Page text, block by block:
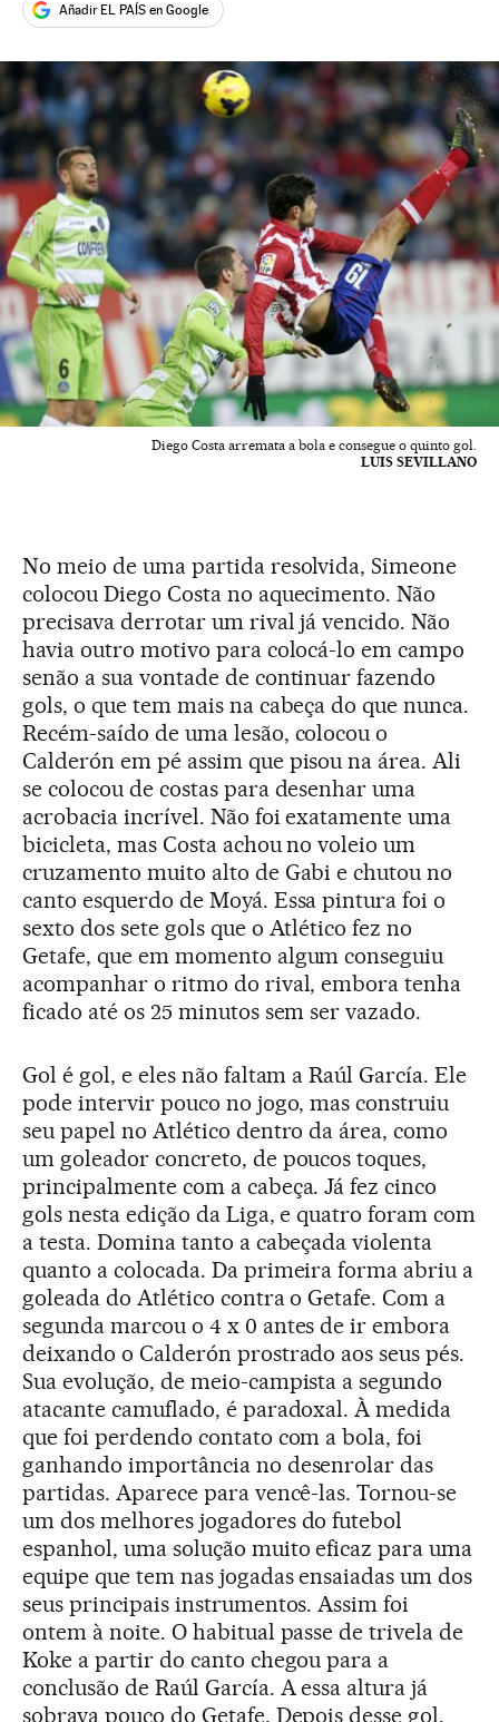
Añadir EL PAÍS en Google
Diego Costa arremata a bola e consegue o quinto gol.
LUIS SEVILLANO
No meio de uma partida resolvida, Simeone
colocou Diego Costa no aquecimento. Não
precisava derrotar um rival já vencido. Não
havia outro motivo para colocá-lo em campo
senão a sua vontade de continuar fazendo
gols, o que tem mais na cabeça do que nunca.
Recém-saído de uma lesão, colocou o
Calderón em pé assim que pisou na área. Ali
se colocou de costas para desenhar uma
acrobacia incrível. Não foi exatamente uma
bicicleta, mas Costa achou no voleio um
cruzamento muito alto de Gabi e chutou no
canto esquerdo de Moyá. Essa pintura foi o
sexto dos sete gols que o Atlético fez no
Getafe, que em momento algum conseguiu
acompanhar o ritmo do rival, embora tenha
ficado até os 25 minutos sem ser vazado.
Gol é gol, e eles não faltam a Raúl García. Ele
pode intervir pouco no jogo, mas construiu
seu papel no Atlético dentro da área, como
um goleador concreto, de poucos toques,
principalmente com a cabeça. Já fez cinco
gols nesta edição da Liga, e quatro foram com
a testa. Domina tanto a cabeçada violenta
quanto a colocada. Da primeira forma abriu a
goleada do Atlético contra o Getafe. Com a
segunda marcou o 4 x 0 antes de ir embora
deixando o Calderón prostrado aos seus pés.
Sua evolução, de meio-campista a segundo
atacante camuflado, é paradoxal. À medida
que foi perdendo contato com a bola, foi
ganhando importância no desenrolar das
partidas. Aparece para vencê-las. Tornou-se
um dos melhores jogadores do futebol
espanhol, uma solução muito eficaz para uma
equipe que tem nas jogadas ensaiadas um dos
seus principais instrumentos. Assim foi
ontem à noite. O habitual passe de trivela de
Koke a partir do canto chegou para a
conclusão de Raúl García. A essa altura já
sobrava pouco do Getafe. Depois desse gol,